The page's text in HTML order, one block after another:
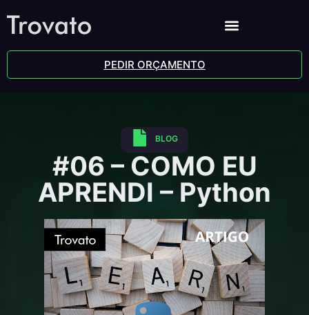
PEDIR ORÇAMENTO
BLOG
#06 – COMO EU
APRENDI – Python